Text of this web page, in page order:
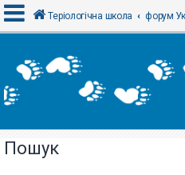
х
і
Р
Теріологічна школа
Пошук